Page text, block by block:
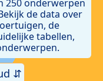
250 onderwerpen
de data over
de
tabellen,
⇵